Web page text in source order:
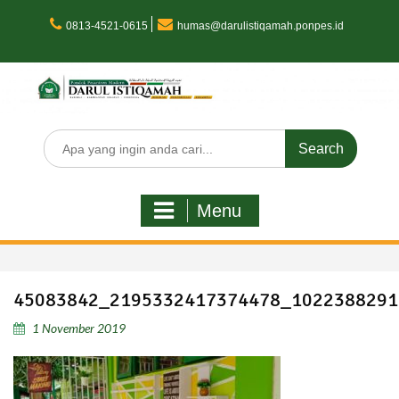
0813-4521-0615 humas@darulistiqamah.ponpes.id
Search
for:
Menu
1 November 2019